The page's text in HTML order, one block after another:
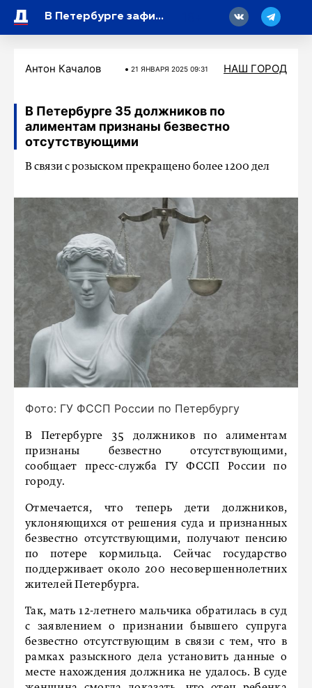
В Петербурге зафиксировали нехватку работников на пунктах выдачи заказов
Антон Качалов 21 ЯНВАРЯ 2025 09:31 НАШ ГОРОД
В Петербурге 35 должников по
алиментам признаны безвестно
отсутствующими
В связи с розыском прекращено более 1200 дел
Фото: ГУ ФССП России по Петербургу
В Петербурге 35 должников по алиментам
признаны безвестно отсутствующими,
сообщает пресс-служба ГУ ФССП России по
городу.
Отмечается, что теперь дети должников,
уклоняющихся от решения суда и признанных
безвестно отсутствующими, получают пенсию
по потере кормильца. Сейчас государство
поддерживает около 200 несовершеннолетних
жителей Петербурга.
Так, мать 12-летнего мальчика обратилась в суд
с заявлением о признании бывшего супруга
безвестно отсутствующим в связи с тем, что в
рамках разыскного дела установить данные о
месте нахождения должника не удалось. В суде